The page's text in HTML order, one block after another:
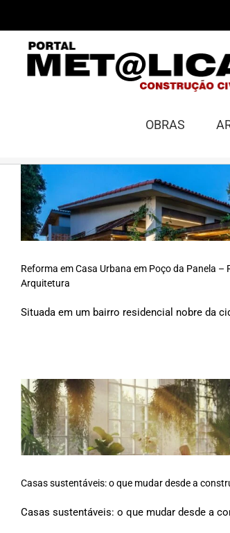
conteúdo
OBRAS
Reforma em Casa Urbana em Poço da Panela –
Arquitetura
Situada em um bairro residencial nobre da
Casas sustentáveis: o que mudar desde a
Casas sustentáveis: o que mudar desde a